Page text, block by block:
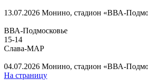
13.07.2026 Монино, стадион «ВВА-
ВВА-Подмосковье
15-14
Слава-МАР
04.07.2026 Монино, стадион «ВВА-
На страницу